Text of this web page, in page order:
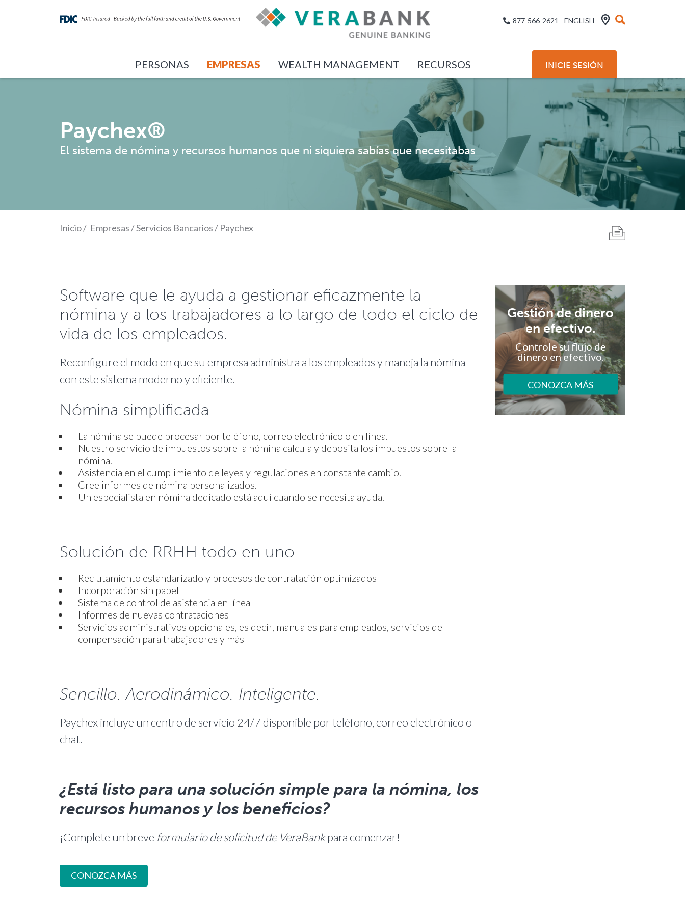
877-566-2621 ENGLISH
PERSONAS EMPRESAS WEALTH MANAGEMENT RECURSOS INICIE SESIÓN
Paychex®
El sistema de nómina y recursos humanos que ni siquiera sabías que necesitabas
Inicio/ Empresas/Servicios Bancarios/ Paychex
Software que le ayuda a gestionar eficazmente la
nómina y a los trabajadores a lo largo de todo el ciclo de
vida de los empleados.
Reconfigure el modo en que su empresa administra a los empleados y maneja la nómina
con este sistema moderno y eficiente.
Nómina simplificada
La nómina se puede procesar por teléfono, correo electrónico o en línea.
Nuestro servicio de impuestos sobre la nómina calcula y deposita los impuestos sobre la
nómina.
Asistencia en el cumplimiento de leyes y regulaciones en constante cambio.
Cree informes de nómina personalizados.
Un especialista en nómina dedicado está aquí cuando se necesita ayuda.
Solución de RRHH todo en uno
Reclutamiento estandarizado y procesos de contratación optimizados
Incorporación sin papel
Sistema de control de asistencia en línea
Informes de nuevas contrataciones
Servicios administrativos opcionales, es decir, manuales para empleados, servicios de
compensación para trabajadores y más
Sencillo. Aerodinámico. Inteligente.
Paychex incluye un centro de servicio 24/7 disponible por teléfono, correo electrónico o
chat.
¿Está listo para una solución simple para la nómina, los
recursos humanos y los beneficios?
¡Complete un breve formulario de solicitud de VeraBankpara comenzar!
CONOZCA MÁS
Gestión de dinero
en efectivo.
Controle su flujo de
dinero en efectivo.
CONOZCA MÁS